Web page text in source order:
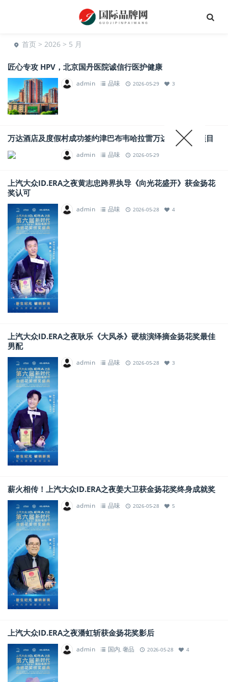
首页 > 2026 > 5 月
匠心专攻 HPV，北京国丹医院诚信行医护健康
admin 品味 2026-05-29 3
万达酒店及度假村成功签约津巴布韦哈拉雷万达文华酒店项目
admin 品味 2026-05-29
上汽大众ID.ERA之夜黄志忠跨界执导《向光花盛开》获金扬花
奖认可
admin 品味 2026-05-28 4
上汽大众ID.ERA之夜耿乐《大风杀》硬核演绎摘金扬花奖最佳
男配
admin 品味 2026-05-28 3
薪火相传！上汽大众ID.ERA之夜姜大卫获金扬花奖终身成就奖
admin 品味 2026-05-28 5
上汽大众ID.ERA之夜潘虹斩获金扬花奖影后
admin 国内 奢品 2026-05-28 4